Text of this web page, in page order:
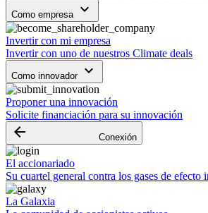
Como empresa keyboard_arrow_down
Invertir con mi empresa
Invertir con uno de nuestros Climate deals
Como innovador keyboard_arrow_down
Proponer una innovación
Solicite financiación para su innovación
arrow_backward Conexión
El accionariado
Su cuartel general contra los gases de efecto
La Galaxia